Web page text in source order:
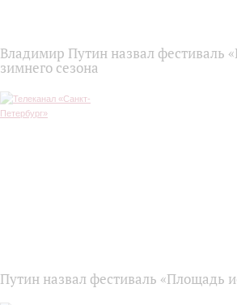
Владимир Путин назвал фестиваль
зимнего сезона
Путин назвал фестиваль «Площадь